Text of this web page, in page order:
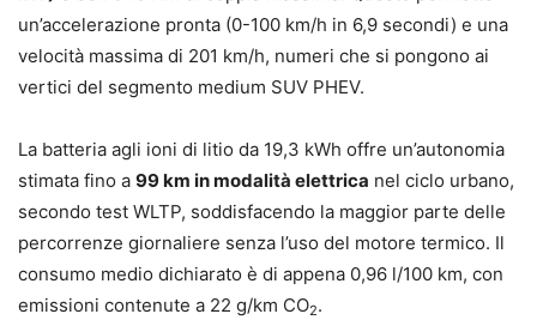
un’accelerazione pronta (0-100 km/h in 6,9 secondi) e una
velocità massima di 201 km/h, numeri che si pongono ai
vertici del segmento medium SUV PHEV.
La batteria agli ioni di litio da 19,3 kWh offre un’autonomia
stimata fino a 99 km in modalità elettrica nel ciclo urbano,
secondo test WLTP, soddisfacendo la maggior parte delle
percorrenze giornaliere senza l’uso del motore termico. Il
consumo medio dichiarato è di appena 0,96 l/100 km, con
emissioni contenute a 22 g/km CO2.